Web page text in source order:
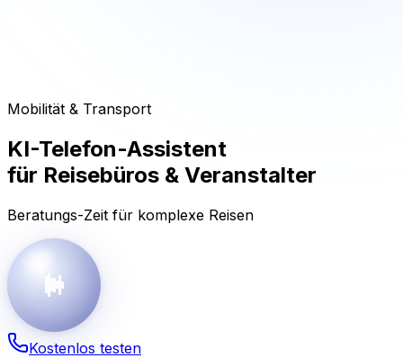
Mobilität & Transport
KI-Telefon-Assistent
für Reisebüros & Veranstalter
Beratungs-Zeit für komplexe Reisen
Kostenlos testen